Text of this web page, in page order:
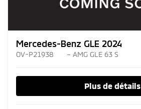
Mercedes-Benz GLE 2024
OV-P21938 – AMG GLE 63 S
Plus de détails